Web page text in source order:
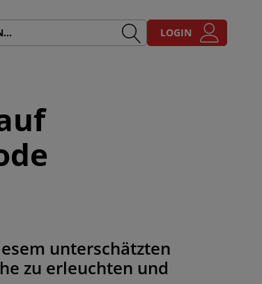
LOGIN
unterschätzten
zu erleuchten und